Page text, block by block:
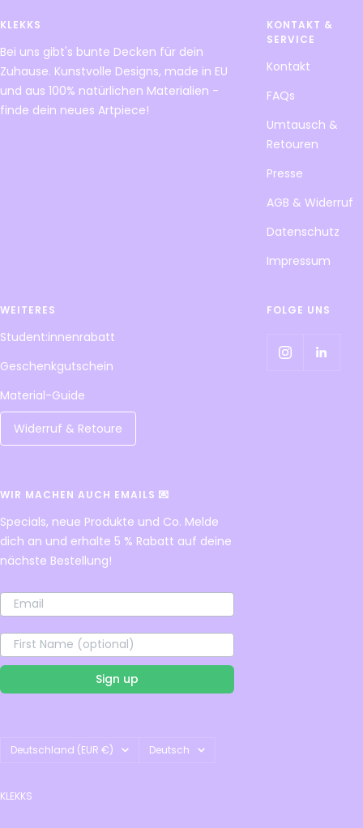
KLEKKS
Bei uns gibt's bunte Decken für dein
Zuhause. Kunstvolle Designs, made in EU
und aus 100% natürlichen Materialien -
finde dein neues Artpiece!
KONTAKT &
SERVICE
Kontakt
FAQs
Umtausch &
Retouren
Presse
AGB & Widerruf
Datenschutz
Impressum
WEITERES
Student:innenrabatt
Geschenkgutschein
Material-Guide
Widerruf & Retoure
FOLGE UNS
WIR MACHEN AUCH EMAILS 💌
Specials, neue Produkte und Co. Melde
dich an und erhalte 5 % Rabatt auf deine
nächste Bestellung!
Sign up
Land/Region
Deutschland (EUR €) Sprache
Deutsch
KLEKKS